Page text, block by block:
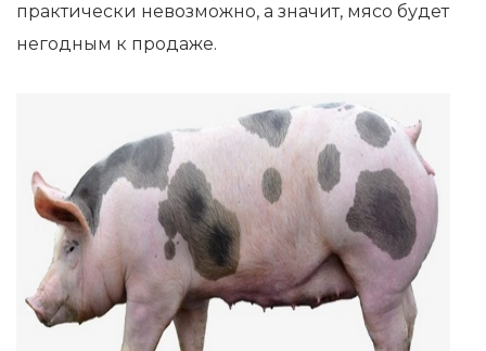
практически невозможно, а значит, мясо будет
негодным к продаже.